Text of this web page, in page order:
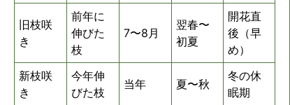
旧枝咲
き
前年に
伸びた
枝
7〜8月
翌春〜
初夏
開花直
後（早
め）
新枝咲
き
今年伸
びた枝
当年 夏〜秋
冬の休
眠期